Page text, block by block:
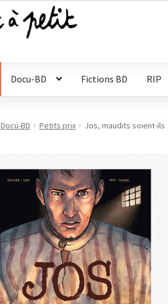
Docu-BD Fictions BD RIP
Docu-BD Petits prix Jos, maudits soient-ils
était :est :